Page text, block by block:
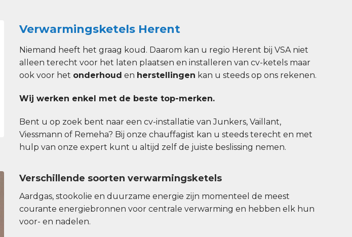
Verwarmingsketels Herent
Niemand heeft het graag koud. Daarom kan u regio Herent bij VSA niet
alleen terecht voor het laten plaatsen en installeren van cv-ketels maar
ook voor het onderhoud en herstellingen kan u steeds op ons rekenen.
Wij werken enkel met de beste top-merken.
Bent u op zoek bent naar een cv-installatie van Junkers, Vaillant,
Viessmann of Remeha? Bij onze chauffagist kan u steeds terecht en met
hulp van onze expert kunt u altijd zelf de juiste beslissing nemen.
Verschillende soorten verwarmingsketels
Aardgas, stookolie en duurzame energie zijn momenteel de meest
courante energiebronnen voor centrale verwarming en hebben elk hun
voor- en nadelen.